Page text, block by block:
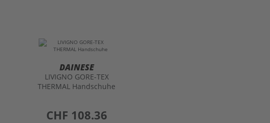
DAINESE
LIVIGNO GORE-TEX
THERMAL Handschuhe
preis
CHF 108.36